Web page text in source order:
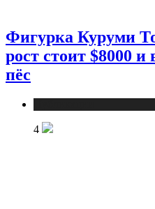
Фигурка Куруми
рост стоит $8000
пёс
4